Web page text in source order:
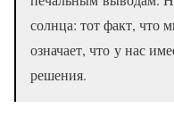
солнца: тот факт, что
означает, что у нас
решения.